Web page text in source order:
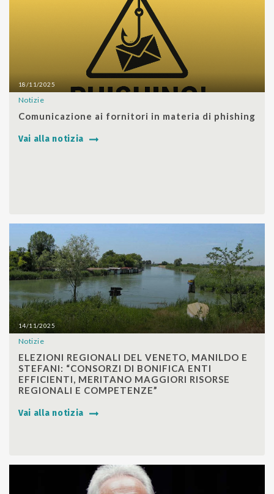
18/11/2025
Notizie
Comunicazione ai fornitori in materia di phishing
Vai alla notizia
14/11/2025
Notizie
ELEZIONI REGIONALI DEL VENETO, MANILDO E
STEFANI: “CONSORZI DI BONIFICA ENTI
EFFICIENTI, MERITANO MAGGIORI RISORSE
REGIONALI E COMPETENZE”
Vai alla notizia